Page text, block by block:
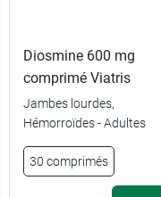
Diosmine 600 mg
comprimé Viatris
Jambes lourdes,
Hémorroïdes - Adultes
30 comprimés